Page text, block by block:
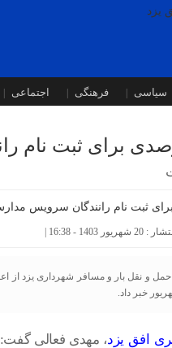
سیاسی فرهنگی اجتماعی
خبر داد.
افق یزد، مهدی فعالی گفت: